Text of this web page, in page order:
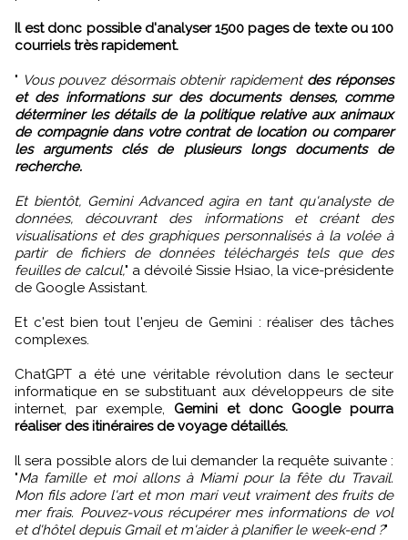
Il est donc possible d'analyser 1500 pages de texte ou 100
courriels très rapidement.
" Vous pouvez désormais obtenir rapidement des réponses
et des informations sur des documents denses, comme
déterminer les détails de la politique relative aux animaux
de compagnie dans votre contrat de location ou comparer
les arguments clés de plusieurs longs documents de
recherche.
Et bientôt, Gemini Advanced agira en tant qu'analyste de
données, découvrant des informations et créant des
visualisations et des graphiques personnalisés à la volée à
partir de fichiers de données téléchargés tels que des
feuilles de calcul," a dévoilé Sissie Hsiao, la vice-présidente
de Google Assistant.
Et c'est bien tout l'enjeu de Gemini : réaliser des tâches
complexes.
ChatGPT a été une véritable révolution dans le secteur
informatique en se substituant aux développeurs de site
internet, par exemple, Gemini et donc Google pourra
réaliser des itinéraires de voyage détaillés.
Il sera possible alors de lui demander la requête suivante :
"Ma famille et moi allons à Miami pour la fête du Travail.
Mon fils adore l'art et mon mari veut vraiment des fruits de
mer frais. Pouvez-vous récupérer mes informations de vol
et d'hôtel depuis Gmail et m'aider à planifier le week-end ?"